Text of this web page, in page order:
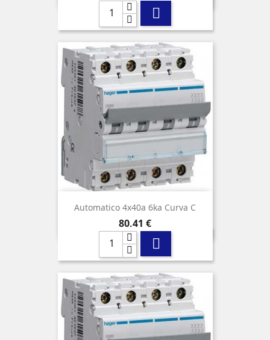

Automatico 4x40a 6ka Curva C
Precio
80,41 €
